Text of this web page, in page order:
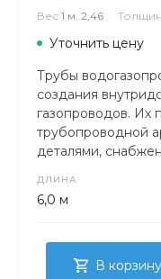
Вес 1 м. 2,46
Уточнить цену
Трубы
создания
газопроводов. Их
трубопроводной
деталями,
ДЛИНА
6,0 м
В корзину